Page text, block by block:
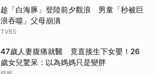
趁「白海豚」登陸前夕觀浪 男童「秒被巨
浪吞噬」父母崩潰
TVBS
47歲人妻腹痛就醫 竟直接生下女嬰！26
歲女兒驚呆：以為媽媽只是變胖